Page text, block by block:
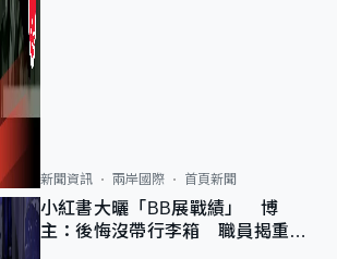
新聞資訊 兩岸國際 首頁新聞
小紅書大曬「BB展戰績」 博
主：後悔沒帶行李箱 職員揭重複